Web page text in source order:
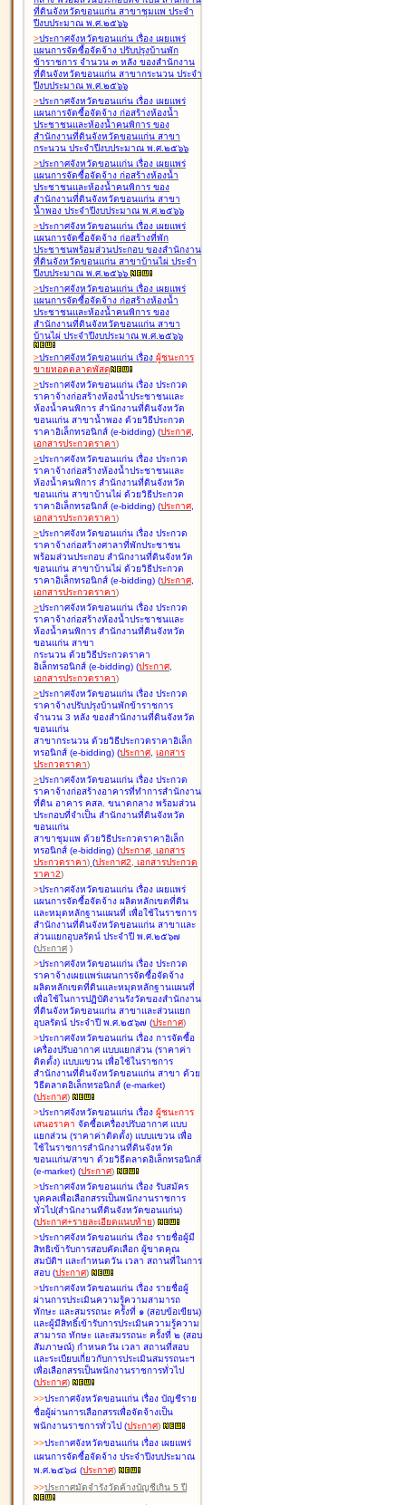
ที่ดินจังหวัดขอนแก่น สาขาชุมแพ ประจำ
ปีงบประมาณ พ.ศ.๒๕๖๖
>ประกาศจังหวัดขอนแก่น เรื่อง เผยแพร่
แผนการจัดซื้อจัดจ้าง ปรับปรุงบ้านพัก
ข้าราชการ จำนวน ๓ หลัง ของสำนักงาน
ที่ดินจังหวัดขอนแก่น สาขากระนวน ประจำ
ปีงบประมาณ พ.ศ.๒๕๖๖
>ประกาศจังหวัดขอนแก่น เรื่อง เผยแพร่
แผนการจัดซื้อจัดจ้าง ก่อสร้างห้องน้ำ
ประชาชนและห้องน้ำคนพิการ ของ
สำนักงานที่ดินจังหวัดขอนแก่น สาขา
กระนวน ประจำปีงบประมาณ พ.ศ.๒๕๖๖
>ประกาศจังหวัดขอนแก่น เรื่อง เผยแพร่
แผนการจัดซื้อจัดจ้าง ก่อสร้างห้องน้ำ
ประชาชนและห้องน้ำคนพิการ ของ
สำนักงานที่ดินจังหวัดขอนแก่น สาขา
น้ำพอง ประจำปีงบประมาณ พ.ศ.๒๕๖๖
>ประกาศจังหวัดขอนแก่น เรื่อง เผยแพร่
แผนการจัดซื้อจัดจ้าง ก่อสร้างที่พัก
ประชาชนพร้อมส่วนประกอบ ของสำนักงาน
ที่ดินจังหวัดขอนแก่น สาขาบ้านไผ่ ประจำ
ปีงบประมาณ พ.ศ.๒๕๖๖
>ประกาศจังหวัดขอนแก่น เรื่อง เผยแพร่
แผนการจัดซื้อจัดจ้าง ก่อสร้างห้องน้ำ
ประชาชนและห้องน้ำคนพิการ ของ
สำนักงานที่ดินจังหวัดขอนแก่น สาขา
บ้านไผ่ ประจำปีงบประมาณ พ.ศ.๒๕๖๖
>ประกาศจังหวัดขอนแก่น เรื่อง ผู้ชนะการ
ขายทอดตลาดพัสดุ
>ประกาศจังหวัดขอนแก่น เรื่อง ประกวด
ราคาจ้างก่อสร้างห้องน้ำประชาชนและ
ห้องน้ำคนพิการ สำนักงานที่ดินจังหวัด
ขอนแก่น สาขาน้ำพอง ด้วยวิธีประกวด
ราคาอิเล็กทรอนิกส์ (e-bidding) (ประกาศ,
เอกสารประกวดราคา)
>ประกาศจังหวัดขอนแก่น เรื่อง ประกวด
ราคาจ้างก่อสร้างห้องน้ำประชาชนและ
ห้องน้ำคนพิการ สำนักงานที่ดินจังหวัด
ขอนแก่น สาขาบ้านไผ่ ด้วยวิธีประกวด
ราคาอิเล็กทรอนิกส์ (e-bidding) (ประกาศ,
เอกสารประกวดราคา)
>ประกาศจังหวัดขอนแก่น เรื่อง ประกวด
ราคาจ้างก่อสร้างศาลาที่พักประชาชน
พร้อมส่วนประกอบ สำนักงานที่ดินจังหวัด
ขอนแก่น สาขาบ้านไผ่ ด้วยวิธีประกวด
ราคาอิเล็กทรอนิกส์ (e-bidding) (ประกาศ,
เอกสารประกวดราคา)
>ประกาศจังหวัดขอนแก่น เรื่อง ประกวด
ราคาจ้างก่อสร้างห้องน้ำประชาชนและ
ห้องน้ำคนพิการ สำนักงานที่ดินจังหวัด
ขอนแก่น สาขา
กระนวน ด้วยวิธีประกวดราคา
อิเล็กทรอนิกส์ (e-bidding) (ประกาศ,
เอกสารประกวดราคา)
>ประกาศจังหวัดขอนแก่น เรื่อง ประกวด
ราคาจ้างปรับปรุงบ้านพักข้าราชการ
จำนวน 3 หลัง ของสำนักงานที่ดินจังหวัด
ขอนแก่น
สาขากระนวน ด้วยวิธีประกวดราคาอิเล็ก
ทรอนิกส์ (e-bidding) (ประกาศ, เอกสาร
ประกวดราคา)
>ประกาศจังหวัดขอนแก่น เรื่อง ประกวด
ราคาจ้างก่อสร้างอาคารที่ทำการสำนักงาน
ที่ดิน อาคาร คสล. ขนาดกลาง พร้อมส่วน
ประกอบที่จำเป็น สำนักงานที่ดินจังหวัด
ขอนแก่น
สาขาชุมแพ ด้วยวิธีประกวดราคาอิเล็ก
ทรอนิกส์ (e-bidding) (ประกาศ, เอกสาร
ประกวดราคา) (ประกาศ2, เอกสารประกวด
ราคา2)
>ประกาศจังหวัดขอนแก่น เรื่อง เผยแพร่
แผนการจัดซื้อจัดจ้าง ผลิตหลักเขตที่ดิน
และหมุดหลักฐานแผนที่ เพื่อใช้ในราชการ
สำนักงานที่ดินจังหวัดขอนแก่น สาขาและ
ส่วนแยกอุบลรัตน์ ประจำปี พ.ศ.๒๕๖๗
(ประกาศ )
>ประกาศจังหวัดขอนแก่น เรื่อง ประกวด
ราคาจ้างเผยแพร่แผนการจัดซื้อจัดจ้าง
ผลิตหลักเขตที่ดินและหมุดหลักฐานแผนที่
เพื่อใช้ในการปฏิบัติงานรังวัดของสำนักงาน
ที่ดินจังหวัดขอนแก่น สาขาและส่วนแยก
อุบลรัตน์ ประจำปี พ.ศ.๒๕๖๗ (ประกาศ)
>ประกาศจังหวัดขอนแก่น เรื่อง การจัดซื้อ
เครื่องปรับอากาศ แบบแยกส่วน (ราคาค่า
ติดตั้ง) แบบแขวน เพื่อใช้ในราชการ
สำนักงานที่ดินจังหวัดขอนแก่น สาขา ด้วย
วิธีตลาดอิเล็กทรอนิกส์ (e-market)
(ประกาศ)
>ประกาศจังหวัดขอนแก่น เรื่อง ผู้ชนะการ
เสนอราคา จัดซื้อเครื่องปรับอากาศ แบบ
แยกส่วน (ราคาค่าติดตั้ง) แบบแขวน เพื่อ
ใช้ในราชการสำนักงานที่ดินจังหวัด
ขอนแก่น/สาขา ด้วยวิธีตลาดอิเล็กทรอนิกส์
(e-market) (ประกาศ)
>ประกาศจังหวัดขอนแก่น เรื่อง รับสมัคร
บุคคลเพื่อเลือกสรรเป็นพนักงานราชการ
ทั่วไป(สำนักงานที่ดินจังหวัดขอนแก่น)
(ประกาศ+รายละเอียดแนบท้าย)
>ประกาศจังหวัดขอนแก่น เรื่อง รายชื่อผู้มี
สิทธิเข้ารับการสอบคัดเลือก ผู้ขาดคุณ
สมบัติฯ และกำหนดวัน เวลา สถานที่ในการ
สอบ (ประกาศ)
>ประกาศจังหวัดขอนแก่น เรื่อง รายชื่อผู้
ผ่านการประเมินความรู้ความสามารถ
ทักษะ และสมรรถนะ ครั้งที่ ๑ (สอบข้อเขียน)
และผู้มีสิทธิ์เข้ารับการประเมินความรู้ความ
สามารถ ทักษะ และสมรรถนะ ครั้งที่ ๒ (สอบ
สัมภาษณ์) กำหนดวัน เวลา สถานที่สอบ
และระเบียบเกี่ยวกับการประเมินสมรรถนะฯ
เพื่อเลือกสรรเป็นพนักงานราชการทั่วไป
(ประกาศ)
>>ประกาศจังหวัดขอนแก่น เรื่อง บัญชีราย
ชื่อผู้ผ่านการเลือกสรรเพื่อจัดจ้างเป็น
พนักงานราชการทั่วไป (ประกาศ)
>>ประกาศจังหวัดขอนแก่น เรื่อง เผยแพร่
แผนการจัดซื้อจัดจ้าง ประจำปีงบประมาณ
พ.ศ.๒๕๖๘ (ประกาศ)
>>ประกาศมัดจำรังวัดค้างบัญชีเกิน 5 ปี